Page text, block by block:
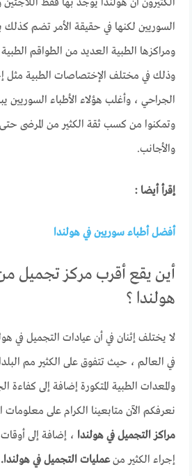
السوريين لكنها في حقيقة الأمر تضم
ومراكزها الطبية العديد من الطواقم
وذلك في مختلف الإختصاصات الطبية
الجراحي ، وأغلب هؤلاء الأطباء السوريين
وتمكنوا من كسب ثقة الكثير من المرضى
والأجانب.
إقرأ أيضا :
أفضل أطباء سوريين في هولندا
أين يقع أقرب مركز تجميل
هولندا ؟
لا يختلف إثنان في أن عيادات التجميل في
في العالم ، حيث تتفوق على الكثير مم
والمعدات الطبية المتكورة إضافة إلى كفاءة
نعرفكم الآن متابعينا الكرام على
مراكز التجميل في هولندا ، إضافة إلى
إجراء الكثير منعمليات التجميل في هولندا.